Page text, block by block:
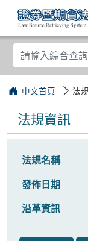
中文首頁 法
法規資訊
法規名稱
發佈日期
沿革資訊